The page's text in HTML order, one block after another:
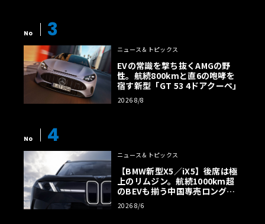
No 3
ニュース＆トピックス
EVの常識を撃ち抜くAMGの野
性。航続800kmと直6の咆哮を
宿す新型「GT 53 4ドアクーペ」
2026 8/8
No 4
ニュース＆トピックス
【BMW新型X5／iX5】後席は極
上のリムジン。航続1000km超
のBEVも揃う中国専売ロング仕
様の全貌
2026 8/6